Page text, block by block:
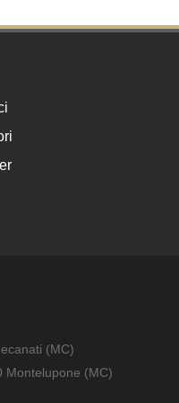
(MC)
Montelupone (MC)